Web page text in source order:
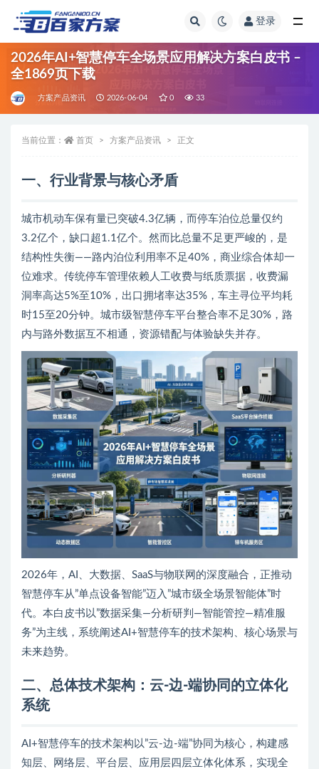
登录
2026年AI+智慧停车全场景应用解决方案白皮书 –
全1869页下载
方案产品资讯 2026-06-04 0 33
当前位置： 首页 方案产品资讯 正文
一、行业背景与核心矛盾
城市机动车保有量已突破4.3亿辆，而停车泊位总量仅约
3.2亿个，缺口超1.1亿个。然而比总量不足更严峻的，是
结构性失衡——路内泊位利用率不足40%，商业综合体却一
位难求。传统停车管理依赖人工收费与纸质票据，收费漏
洞率高达5%至10%，出口拥堵率达35%，车主寻位平均耗
时15至20分钟。城市级智慧停车平台整合率不足30%，路
内与路外数据互不相通，资源错配与体验缺失并存。
2026年，AI、大数据、SaaS与物联网的深度融合，正推动
智慧停车从”单点设备智能”迈入”城市级全场景智能体”时
代。本白皮书以”数据采集—分析研判—智能管控—精准服
务”为主线，系统阐述AI+智慧停车的技术架构、核心场景与
未来趋势。
二、总体技术架构：云-边-端协同的立体化
系统
AI+智慧停车的技术架构以”云-边-端”协同为核心，构建感
知层、网络层、平台层、应用层四层立体化体系，实现全